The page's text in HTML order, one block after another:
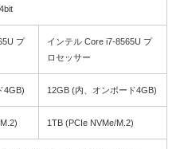
プ
インテル Core i7-8565U プ
ロセッサー
4GB) 12GB (内、オンボード4GB)
1TB (PCIe NVMe/M.2)